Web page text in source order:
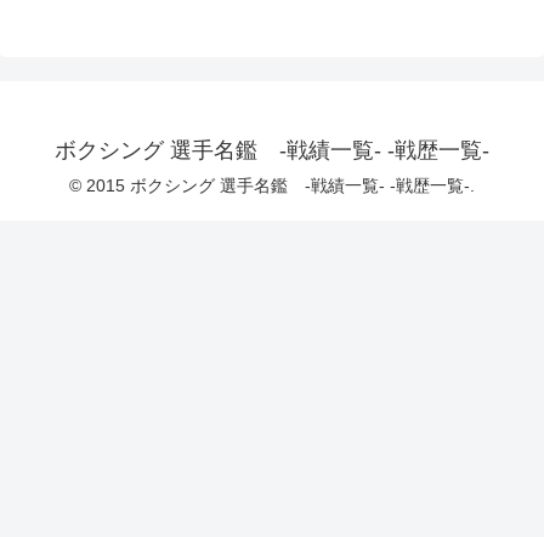
ボクシング 選手名鑑 -戦績一覧- -戦歴一覧-
© 2015 ボクシング 選手名鑑 -戦績一覧- -戦歴一覧-.